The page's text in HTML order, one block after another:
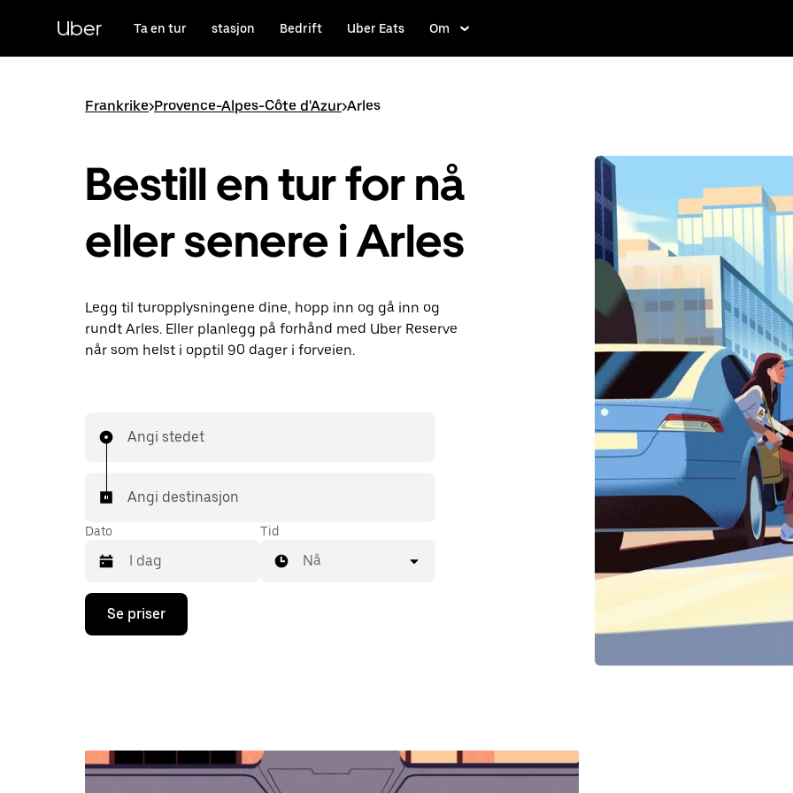
hovedinnholdet
Uber Ta en tur stasjon Bedrift Uber Eats Om
Frankrike>Provence-Alpes-Côte d'Azur>Arles
Bestill en tur for nå
eller senere i Arles
Legg til turopplysningene dine, hopp inn og gå inn og
rundt Arles. Eller planlegg på forhånd med Uber Reserve
når som helst i opptil 90 dager i forveien.
Angi stedet
Angi destinasjon
Dato
Trykk
piltast
velge
en
dato.
Tid
Nå
Se priser